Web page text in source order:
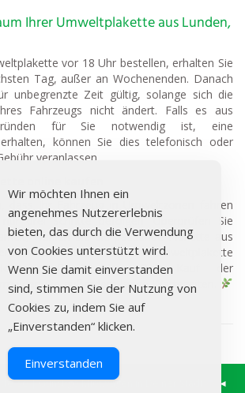
Ihrer Umweltplakette aus Lunden,
vor 18 Uhr bestellen, erhalten Sie
Tag, außer an Wochenenden. Danach
unbegrenzte Zeit gültig, solange sich die
Fahrzeugs nicht ändert. Falls es aus
für Sie notwendig ist, eine
können Sie dies telefonisch oder
veranlassen.
online kaufen
dass Ihr Fahrzeug in Umweltzonen fahren
drei Schritte befolgen: Überprüfen Sie
wählen Sie die passende Plakette aus
am nächsten Tag Ihre Umweltplakette
Durch den Online-Kauf der
Sie außerdem lange Wartezeiten.
|Günstige Mietwagen in Deiner Stadt ◄
Wir möchten Ihnen ein
angenehmes Nutzererlebnis
bieten, das durch die Verwendung
von Cookies unterstützt wird.
Wenn Sie damit einverstanden
sind, stimmen Sie der Nutzung von
Cookies zu, indem Sie auf
„Einverstanden“ klicken.
Einverstanden